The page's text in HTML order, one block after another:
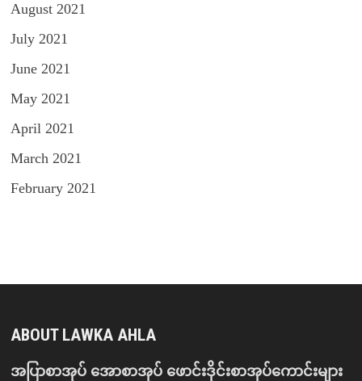
August 2021
July 2021
June 2021
May 2021
April 2021
March 2021
February 2021
ABOUT LAWKA AHLA
အပြာစာအုပ် အောစာအုပ် ဖောင်းဒိုင်းစာအုပ်ကောင်းများ